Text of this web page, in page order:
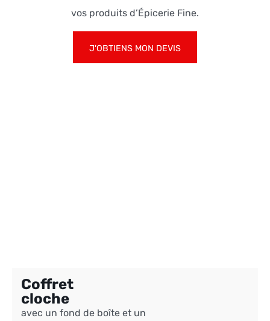
vos produits d’Épicerie Fine.
J'OBTIENS MON DEVIS
Coffret
cloche
avec un fond de boîte et un